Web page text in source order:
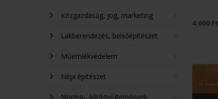
Közgazdaság, jog, marketing
Lakberendezés, belsőépítészet
Műemlékvédelem
Népi építészet
Norma-, kiírógyűjtemények
4 600 Ft